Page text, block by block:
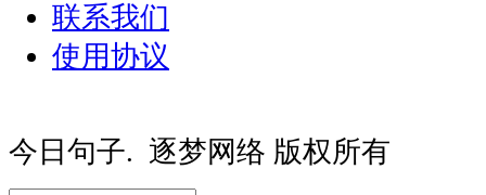
联系我们
使用协议
今日句子. 逐梦网络 版权所有